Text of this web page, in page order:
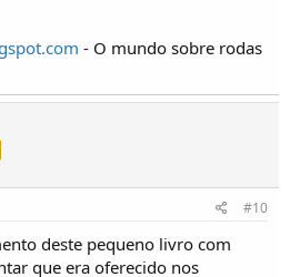
- O mundo sobre rodas
#10
deste pequeno livro com
que era oferecido nos